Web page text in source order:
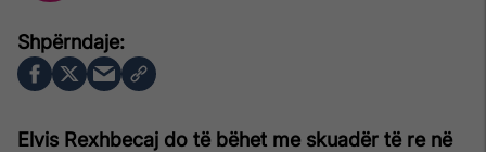
Elvis Rexhbecaj do të bëhet me skuadër të re në